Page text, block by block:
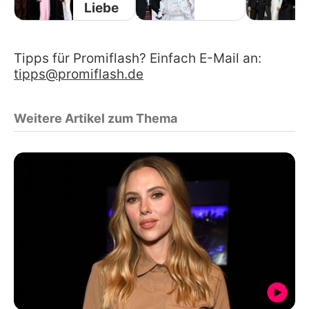
Liebe
Tipps für Promiflash? Einfach E-Mail an:
tipps@promiflash.de
Weitere Artikel zum Thema